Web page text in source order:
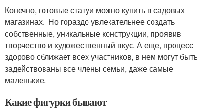
Конечно, готовые статуи можно купить в садовых
магазинах. Но гораздо увлекательнее создать
собственные, уникальные конструкции, проявив
творчество и художественный вкус. А еще, процесс
здорово сближает всех участников, в нем могут быть
задействованы все члены семьи, даже самые
маленькие.
Какие фигурки бывают